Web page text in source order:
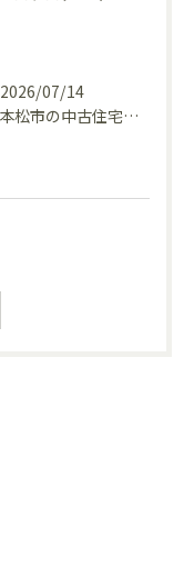
2026/07/14
二本松市の中古住宅、リフォーム前の様子を見てきました(^^♪